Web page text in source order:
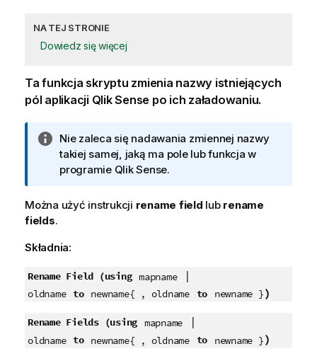
NA TEJ STRONIE
Dowiedz się więcej
Ta funkcja skryptu zmienia nazwy istniejących
pól aplikacji Qlik Sense po ich załadowaniu.
I
n
f
r
c
a
Nie zaleca się nadawania zmiennej nazwy
takiej samej, jaką ma pole lub funkcja w
programie Qlik Sense.
Można użyć instrukcji rename field lub rename
fields.
Składnia:
Rename Field (using mapname|
oldname to newname{ , oldname to newname })
Rename Fields (using mapname |
oldname to newname{ , oldname to newname })